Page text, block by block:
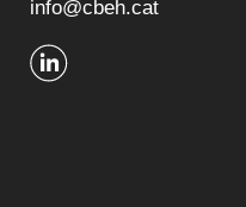
info@cbeh.cat